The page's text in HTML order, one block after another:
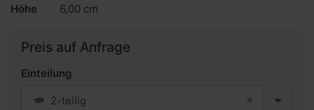
Höhe
6,00 cm
Preis auf Anfrage
Einteilung
×
2-teilig